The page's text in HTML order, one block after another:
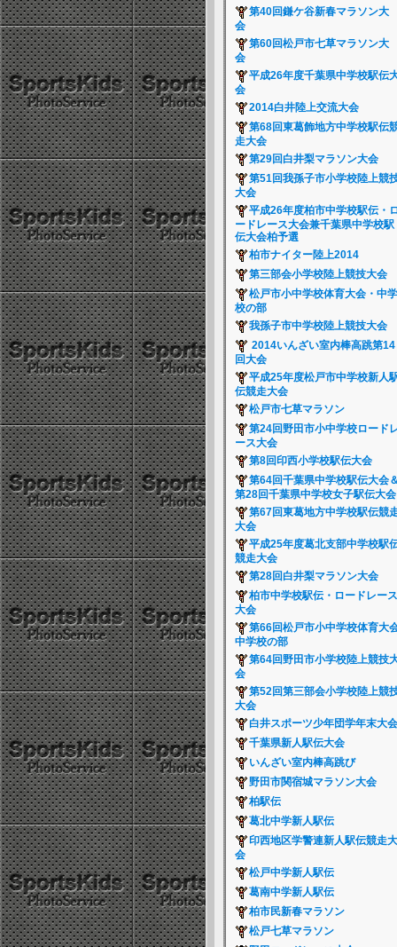
第40回鎌ケ谷新春マラソン大
会
第60回松戸市七草マラソン大
会
平成26年度千葉県中学校駅伝
会
2014白井陸上交流大会
第68回東葛飾地方中学校駅伝
走大会
第29回白井梨マラソン大会
第51回我孫子市小学校陸上競
大会
平成26年度柏市中学校駅伝・
ードレース大会兼千葉県中学校駅
伝大会柏予選
柏市ナイター陸上2014
第三部会小学校陸上競技大会
松戸市小中学校体育大会・中学
校の部
我孫子市中学校陸上競技大会
2014いんざい室内棒高跳第14
回大会
平成25年度松戸市中学校新人
伝競走大会
松戸市七草マラソン
第24回野田市小中学校ロード
ース大会
第8回印西小学校駅伝大会
第64回千葉県中学校駅伝大会
第28回千葉県中学校女子駅伝大会
第67回東葛地方中学校駅伝競
大会
平成25年度葛北支部中学校駅
競走大会
第28回白井梨マラソン大会
柏市中学校駅伝・ロードレース
大会
第66回松戸市小中学校体育大
中学校の部
第64回野田市小学校陸上競技
会
第52回第三部会小学校陸上競
大会
白井スポーツ少年団学年末大会
千葉県新人駅伝大会
いんざい室内棒高跳び
野田市関宿城マラソン大会
柏駅伝
葛北中学新人駅伝
印西地区学警連新人駅伝競走大
会
松戸中学新人駅伝
葛南中学新人駅伝
柏市民新春マラソン
松戸七草マラソン